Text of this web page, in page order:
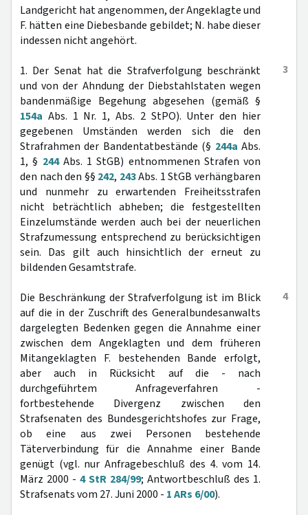
Landgericht hat angenommen, der Angeklagte und
F. hätten eine Diebesbande gebildet; N. habe dieser
indessen nicht angehört.
3
1. Der Senat hat die Strafverfolgung beschränkt
und von der Ahndung der Diebstahlstaten wegen
bandenmäßige Begehung abgesehen (gemäß §
154a Abs. 1 Nr. 1, Abs. 2 StPO). Unter den hier
gegebenen Umständen werden sich die den
Strafrahmen der Bandentatbestände (§ 244a Abs.
1, § 244Abs. 1 StGB) entnommenen Strafen von
den nach den §§ 242, 243Abs. 1 StGB verhängbaren
und nunmehr zu erwartenden Freiheitsstrafen
nicht beträchtlich abheben; die festgestellten
Einzelumstände werden auch bei der neuerlichen
Strafzumessung entsprechend zu berücksichtigen
sein. Das gilt auch hinsichtlich der erneut zu
bildenden Gesamtstrafe.
4
Die Beschränkung der Strafverfolgung ist im Blick
auf die in der Zuschrift des Generalbundesanwalts
dargelegten Bedenken gegen die Annahme einer
zwischen dem Angeklagten und dem früheren
Mitangeklagten F. bestehenden Bande erfolgt,
aber auch in Rücksicht auf die - nach
durchgeführtem Anfrageverfahren -
fortbestehende Divergenz zwischen den
Strafsenaten des Bundesgerichtshofes zur Frage,
ob eine aus zwei Personen bestehende
Täterverbindung für die Annahme einer Bande
genügt (vgl. nur Anfragebeschluß des 4. vom 14.
März 2000 - 4 StR 284/99; Antwortbeschluß des 1.
Strafsenats vom 27. Juni 2000 - 1 ARs 6/00).